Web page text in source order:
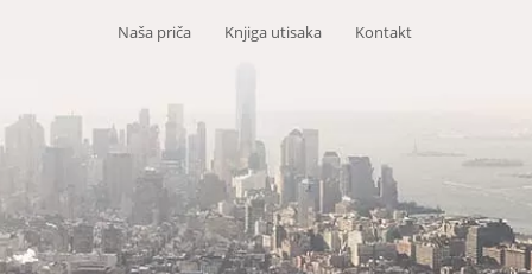
Naša priča Knjiga utisaka Kontakt